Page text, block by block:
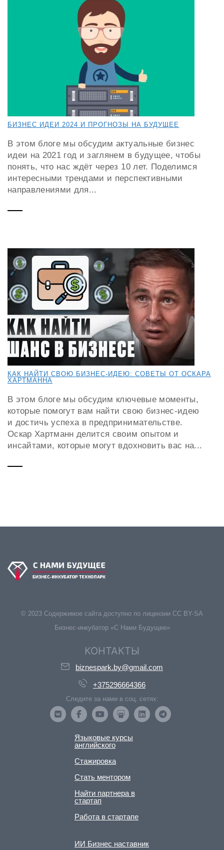
БИЗНЕС ИДЕИ 2024 И ПРОГНОЗЫ НА БУДУЩЕЕ
В этом блоге мы обсудим актуальные бизнес
идеи на 2021 год и заглянем в будущее, чтобы
понять, что нас ждёт через 10 лет. Поделимся
интересными трендами и перспективными
направлениями для...
КАК НАЙТИ СВОЮ БИЗНЕС-ИДЕЮ: СОВЕТЫ ОТ ОСКАРА
ХАРТМАННА
В этом блоге мы обсудим ключевые моменты,
которые помогут вам найти свою бизнес-идею
и достичь успеха в предпринимательстве.
Оскар Хартманн делится своим опытом и
инсайтами, которые могут вдохновить вас на...
© 2023 Содержимое сайта доступно по лицензии CC BY-SA
Бизнес-инкубатор «С Нами Будущее»
КОНТАКТЫ
biznespark.by@gmail.com
+375296664366
Следите за нами в соц. сетях:
Языковые курсы
английского
Стажировка
Стать ментором
Найти партнера в
стартап
Работа в стартапе
ИИ Бизнес наставник